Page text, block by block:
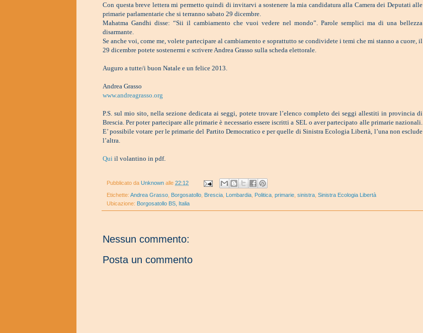
Con questa breve lettera mi permetto quindi di invitarvi a sostenere la mia candidatura alla Camera dei Deputati alle
primarie parlamentarie che si terranno sabato 29 dicembre.
Mahatma Gandhi disse: “Sii il cambiamento che vuoi vedere nel mondo”. Parole semplici ma di una bellezza
disarmante.
Se anche voi, come me, volete partecipare al cambiamento e soprattutto se condividete i temi che mi stanno a cuore, il
29 dicembre potete sostenermi e scrivere Andrea Grasso sulla scheda elettorale.
Auguro a tutte/i buon Natale e un felice 2013.
Andrea Grasso
www.andreagrasso.org
P.S. sul mio sito, nella sezione dedicata ai seggi, potete trovare l’elenco completo dei seggi allestiti in provincia di
Brescia. Per poter partecipare alle primarie è necessario essere iscritti a SEL o aver partecipato alle primarie nazionali.
E’ possibile votare per le primarie del Partito Democratico e per quelle di Sinistra Ecologia Libertà, l’una non esclude
l’altra.
Qui il volantino in pdf.
Pubblicato da Unknown alle 22:12
Etichette: Andrea Grasso Borgosatollo Brescia Lombardia Politica primarie sinistra Sinistra Ecologia Libertà
Ubicazione: Borgosatollo BS, Italia
Nessun commento:
Posta un commento